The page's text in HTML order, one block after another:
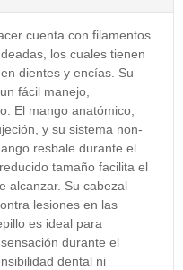
cuenta con filamentos
los cuales tienen
dientes y encías. Su
fácil manejo,
El mango anatómico,
y su sistema non-
resbale durante el
tamaño facilita el
alcanzar. Su cabezal
lesiones en las
es ideal para
durante el
dental ni